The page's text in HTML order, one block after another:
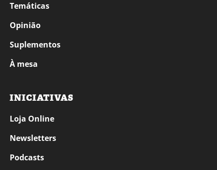
Temáticas
Opinião
Suplementos
À mesa
INICIATIVAS
Loja Online
Newsletters
Podcasts